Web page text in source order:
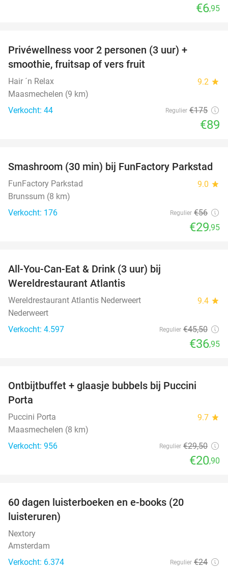
€6,95
Privéwellness voor 2 personen (3 uur) +
smoothie, fruitsap of vers fruit
Hair ´n Relax 9.2 star
Maasmechelen (9 km)
Verkocht: 44
Regulier €175
€89
47%
Smashroom (30 min) bij FunFactory Parkstad
FunFactory Parkstad 9.0 star
Brunssum (8 km)
Verkocht: 176
Regulier €56
€29,95
All-You-Can-Eat & Drink (3 uur) bij
Wereldrestaurant Atlantis
Wereldrestaurant Atlantis Nederweert 9.4 star
Nederweert
Verkocht: 4.597
Regulier €45,50
€36,95
Ontbijtbuffet + glaasje bubbels bij Puccini
Porta
Puccini Porta 9.7 star
Maasmechelen (8 km)
Verkocht: 956
Regulier €29,50
€20,90
60 dagen luisterboeken en e-books (20
luisteruren)
Nextory
Amsterdam
Verkocht: 6.374
Regulier €24